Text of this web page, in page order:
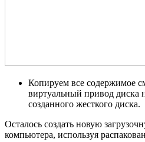
Копируем все содержимое
виртуальный привод диска
созданного жесткого диска.
Осталось создать новую
компьютера, используя